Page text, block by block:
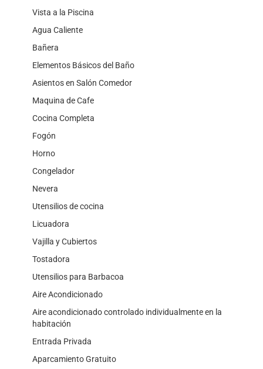
Vista a la Piscina
Agua Caliente
Bañera
Elementos Básicos del Baño
Asientos en Salón Comedor
Maquina de Cafe
Cocina Completa
Fogón
Horno
Congelador
Nevera
Utensilios de cocina
Licuadora
Vajilla y Cubiertos
Tostadora
Utensilios para Barbacoa
Aire Acondicionado
Aire acondicionado controlado individualmente en la
habitación
Entrada Privada
Aparcamiento Gratuito